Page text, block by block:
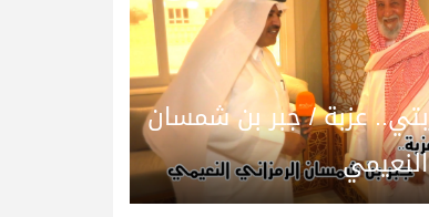
عزبة / جبر بن شمسان